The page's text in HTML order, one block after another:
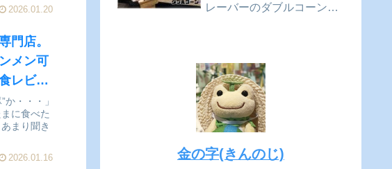
2026.01.20
門店。
メン可
レビュ
・・・」
に食べた
まり聞き
2026.01.16
レーバーのダブルコーンを
金の字(きんのじ)